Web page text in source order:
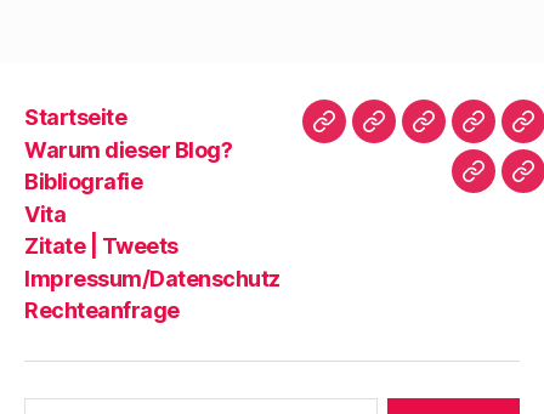
Startseite
Warum dieser Blog?
Bibliografie
Vita
Zitate | Tweets
Impressum/Datenschutz
Rechteanfrage
Startseite
WarumBibliografie
Vita
|